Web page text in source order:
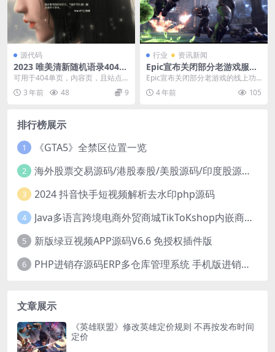
源代码
2023 唯美清新随机语录404单
页HTML源码
可用于404单页，内容页，且站点
自动生成对白目录，外加自动播放
音乐。是一款非常实...
3 年前 48 9
行业 资讯新闻
Epic宣布关闭部分老游戏服务
器 《虚幻》系列等下架
Epic宣布关闭部分老游戏的线上功
能和服务器，包括《虚幻》系列在
内的作品纷纷下架...
4 年前 105
排行榜展示
1 《GTA5》全禁区位置一览
2 海外股票交易源码/港股泰股/美股源码/印度股源码/马拉西亚股票源码/国际股票配资
3 2024 抖音快手短视频解析去水印php源码
4 Java多语言跨境电商外贸商城TikToKshop内嵌商城I商家入驻I一键铺
5 新版绿豆视频APP源码V6.6 免授权插件版
6 PHP进销存源码ERP多仓库管理系统 手机版进销存 php网络版进销存小程序
文章展示
《英雄联盟》修改英雄定价规则 不再按发布时间
定价